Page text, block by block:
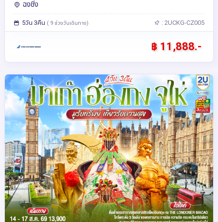
ฉงชิ่ง
5วัน 3คืน ( 9 ช่วงวันเดินทาง) : 2UCKG-CZ005
฿ 11,888.-